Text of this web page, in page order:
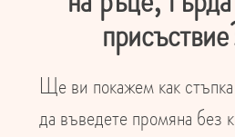
Ще ви покажем как
да въведете промяна без